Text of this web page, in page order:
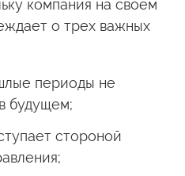
компания на своем
о трех важных
периоды не
будущем;
стороной